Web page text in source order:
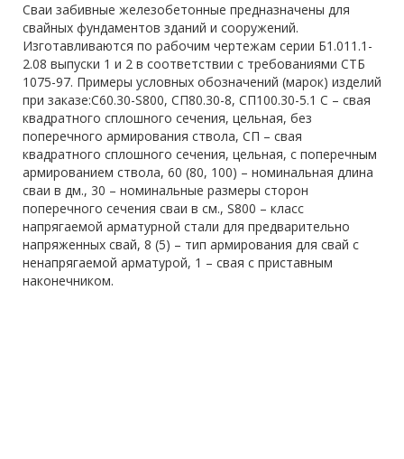
Сваи забивные железобетонные предназначены для
свайных фундаментов зданий и сооружений.
Изготавливаются по рабочим чертежам серии Б1.011.1-
2.08 выпуски 1 и 2 в соответствии с требованиями СТБ
1075-97. Примеры условных обозначений (марок) изделий
при заказе:С60.30-S800, СП80.30-8, СП100.30-5.1 С – свая
квадратного сплошного сечения, цельная, без
поперечного армирования ствола, СП – свая
квадратного сплошного сечения, цельная, с поперечным
армированием ствола, 60 (80, 100) – номинальная длина
сваи в дм., 30 – номинальные размеры сторон
поперечного сечения сваи в см., S800 – класс
напрягаемой арматурной стали для предварительно
напряженных свай, 8 (5) – тип армирования для свай с
ненапрягаемой арматурой, 1 – свая с приставным
наконечником.